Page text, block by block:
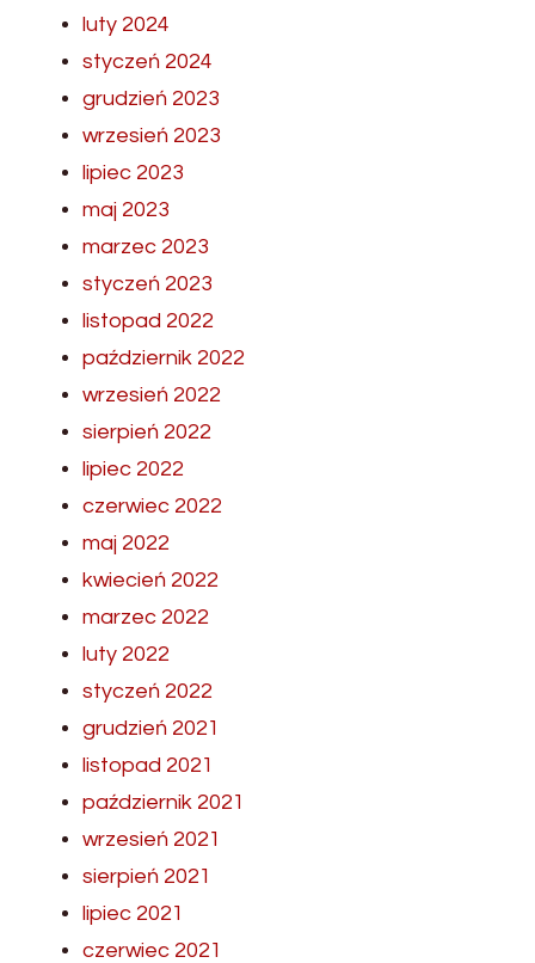
luty 2024
styczeń 2024
grudzień 2023
wrzesień 2023
lipiec 2023
maj 2023
marzec 2023
styczeń 2023
listopad 2022
październik 2022
wrzesień 2022
sierpień 2022
lipiec 2022
czerwiec 2022
maj 2022
kwiecień 2022
marzec 2022
luty 2022
styczeń 2022
grudzień 2021
listopad 2021
październik 2021
wrzesień 2021
sierpień 2021
lipiec 2021
czerwiec 2021